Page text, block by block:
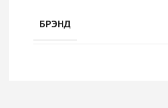
БРЭНД